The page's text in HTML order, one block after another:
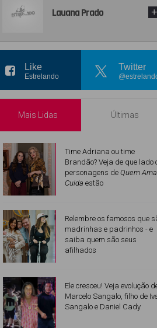
Lauana Prado +
Like
Estrelando
Twitter
Mais Lidas Últimas
Time Adriana ou time
Brandão? Veja de que lado
personagens de Quem Ama
Cuida estão
Relembre os famosos que
madrinhas e padrinhos - e
saiba quem são seus
afilhados
Ele cresceu! Veja evolução
Marcelo Sangalo, filho de
Sangalo e Daniel Cady